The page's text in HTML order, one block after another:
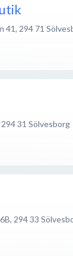
41, 294 71
294 31 Sölvesborg
, 294 33